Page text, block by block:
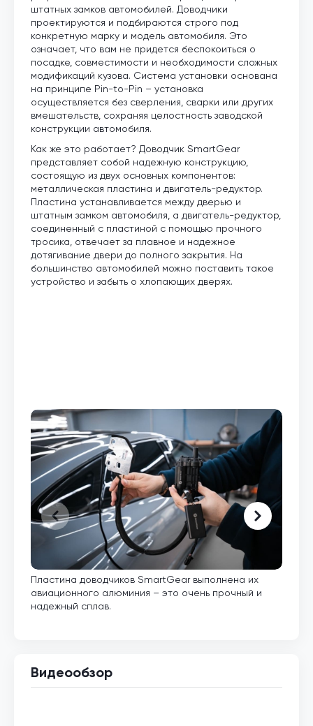
штатных замков автомобилей. Доводчики
проектируются и подбираются строго под
конкретную марку и модель автомобиля. Это
означает, что вам не придется беспокоиться о
посадке, совместимости и необходимости сложных
модификаций кузова. Система установки основана
на принципе Pin-to-Pin – установка
осуществляется без сверления, сварки или других
вмешательств, сохраняя целостность заводской
конструкции автомобиля.
Как же это работает? Доводчик SmartGear
представляет собой надежную конструкцию,
состоящую из двух основных компонентов:
металлическая пластина и двигатель-редуктор.
Пластина устанавливается между дверью и
штатным замком автомобиля, а двигатель-редуктор,
соединенный с пластиной с помощью прочного
тросика, отвечает за плавное и надежное
дотягивание двери до полного закрытия. На
большинство автомобилей можно поставить такое
устройство и забыть о хлопающих дверях.
Пластина доводчиков SmartGear выполнена их
авиационного алюминия – это очень прочный и
надежный сплав.
Видеообзор